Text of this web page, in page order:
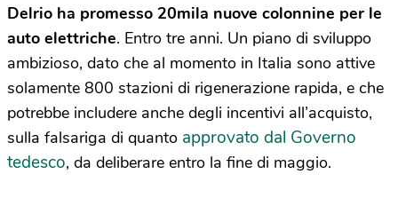
Delrio ha promesso 20mila nuove colonnine per le
auto elettriche. Entro tre anni. Un piano di sviluppo
ambizioso, dato che al momento in Italia sono attive
solamente 800 stazioni di rigenerazione rapida, e che
potrebbe includere anche degli incentivi all’acquisto,
sulla falsariga di quanto approvato dal Governo
tedesco, da deliberare entro la fine di maggio.